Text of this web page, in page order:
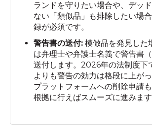
ランドを守りたい場合や、デッ
ない「類似品」も排除したい場
録が必須です。
警告書の送付: 模倣品を発見した
は弁理士や弁護士名義で警告書
送付します。2026年の法制度下
よりも警告の効力は格段に上がっ
プラットフォームへの削除申請
根拠に行えばスムーズに進みます